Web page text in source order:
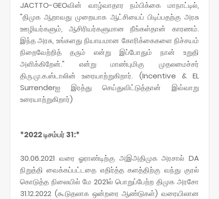
JACTTO-GEOவின் வாழ்வாதார நம்பிக்கை மாநாட்டில்,
"திமுக ஆறாவது முறையாக ஆட்சியைப் பிடிப்பதற்கு அரசு
ஊழியர்களும், ஆசிரியர்களுமான நீங்கள்தான் காரணம்.
இந்த அரசு, உங்களது நியாயமான கோரிக்கைகளை நிச்சயம்
நிறைவேற்றித் தரும் என்று இப்போதும் நான் உறுதி
அளிக்கிறேன்." என்று மாண்புமிகு முதலமைச்சர்
திரு.மு.க.ஸ்டாலின் உரையாற்றுகிறார். (Incentive & EL
Surrenderஐ இரத்து செய்துவிட்டுத்தான் இவ்வாறு
உரையாற்றுகிறார்)
*2022 டிசம்பர் 31:*
30.06.2021 வரை ஓராண்டிற்கு அஇஅதிமுக அரசால் DA
நிறுத்தி வைக்கப்பட்டதை எதிர்த்த களத்திற்கு வந்து குரல்
கொடுத்த நிலையில் மே 2021ல் பொறுப்பேற்ற திமுக அரசோ
31.12.2022 (கூடுதலாக ஒன்றரை ஆண்டுகள்) வரையிலான